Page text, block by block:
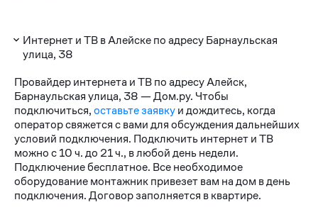
Интернет и ТВ в Алейске по адресу Барнаульская
улица, 38
Провайдер интернета и ТВ по адресу Алейск,
Барнаульская улица, 38 — Дом.ру. Чтобы
подключиться,оставьте заявкуи дождитесь, когда
оператор свяжется с вами для обсуждения дальнейших
условий подключения. Подключить интернет и ТВ
можно с 10 ч. до 21 ч., в любой день недели.
Подключение бесплатное. Все необходимое
оборудование монтажник привезет вам на дом в день
подключения. Договор заполняется в квартире.